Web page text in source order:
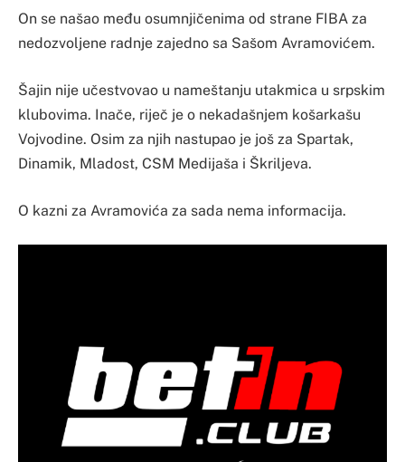
On se našao među osumnjičenima od strane FIBA za
nedozvoljene radnje zajedno sa Sašom Avramovićem.
Šajin nije učestvovao u nameštanju utakmica u srpskim
klubovima. Inače, riječ je o nekadašnjem košarkašu
Vojvodine. Osim za njih nastupao je još za Spartak,
Dinamik, Mladost, CSM Medijaša i Škriljeva.
O kazni za Avramovića za sada nema informacija.